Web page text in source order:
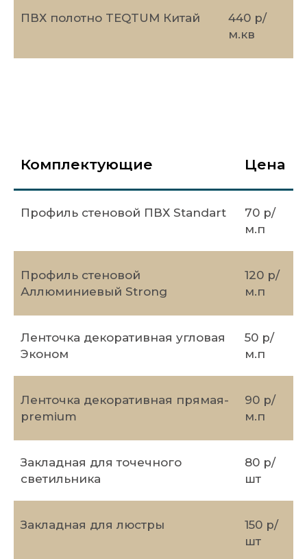
ПВХ полотно TEQTUM Китай
440 р/
м.кв
Комплектующие Цена
Профиль стеновой ПВХ Standart
70 р/
м.п
Профиль стеновой
Аллюминиевый Strong
120 р/
м.п
Ленточка декоративная угловая
Эконом
50 р/
м.п
Ленточка декоративная прямая-
premium
90 р/
м.п
Закладная для точечного
светильника
80 р/
шт
Закладная для люстры
150 р/
шт